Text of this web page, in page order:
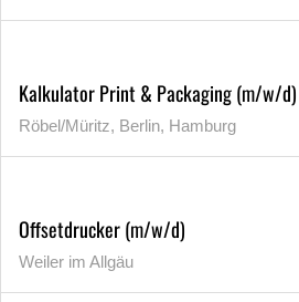
Kalkulator Print & Packaging (m/w/d)
Röbel/Müritz, Berlin, Hamburg
Offsetdrucker (m/w/d)
Weiler im Allgäu